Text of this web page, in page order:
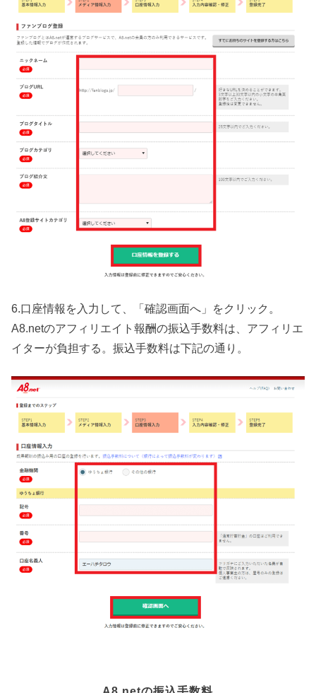
6.口座情報を入力して、「確認画面へ」をクリック。
A8.netのアフィリエイト報酬の振込手数料は、アフィリエ
イターが負担する。振込手数料は下記の通り。